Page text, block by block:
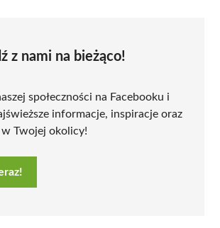
z nami na bieżąco!
społeczności na Facebooku i
informacje, inspiracje oraz
Twojej okolicy!